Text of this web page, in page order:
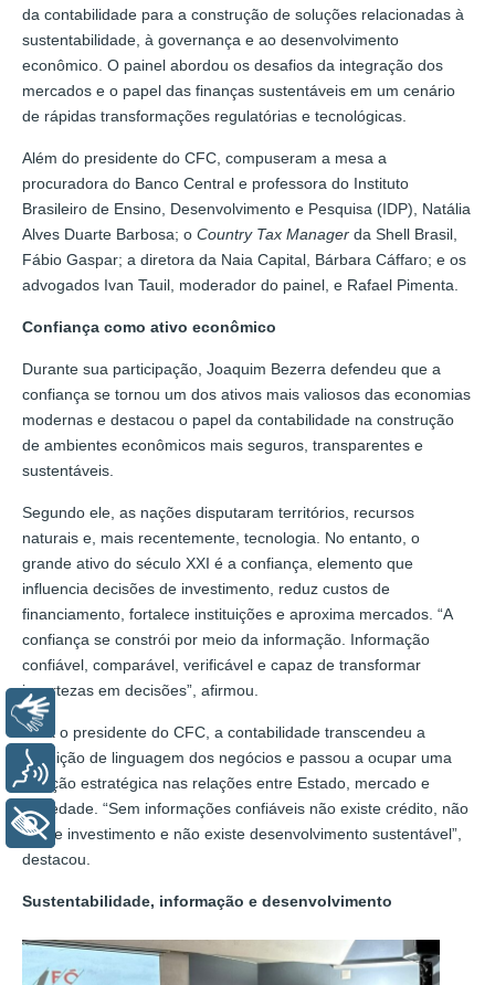
da contabilidade para a construção de soluções relacionadas à
sustentabilidade, à governança e ao desenvolvimento
econômico. O painel abordou os desafios da integração dos
mercados e o papel das finanças sustentáveis em um cenário
de rápidas transformações regulatórias e tecnológicas.
Além do presidente do CFC, compuseram a mesa a
procuradora do Banco Central e professora do Instituto
Brasileiro de Ensino, Desenvolvimento e Pesquisa (IDP), Natália
Alves Duarte Barbosa; o Country Tax Manager da Shell Brasil,
Fábio Gaspar; a diretora da Naia Capital, Bárbara Cáffaro; e os
advogados Ivan Tauil, moderador do painel, e Rafael Pimenta.
Confiança como ativo econômico
Durante sua participação, Joaquim Bezerra defendeu que a
confiança se tornou um dos ativos mais valiosos das economias
modernas e destacou o papel da contabilidade na construção
de ambientes econômicos mais seguros, transparentes e
sustentáveis.
Segundo ele, as nações disputaram territórios, recursos
naturais e, mais recentemente, tecnologia. No entanto, o
grande ativo do século XXI é a confiança, elemento que
influencia decisões de investimento, reduz custos de
financiamento, fortalece instituições e aproxima mercados. “A
confiança se constrói por meio da informação. Informação
confiável, comparável, verificável e capaz de transformar
incertezas em decisões”, afirmou.
Para o presidente do CFC, a contabilidade transcendeu a
condição de linguagem dos negócios e passou a ocupar uma
posição estratégica nas relações entre Estado, mercado e
sociedade. “Sem informações confiáveis não existe crédito, não
existe investimento e não existe desenvolvimento sustentável”,
destacou.
Sustentabilidade, informação e desenvolvimento
Voz
+ Acessibilidade